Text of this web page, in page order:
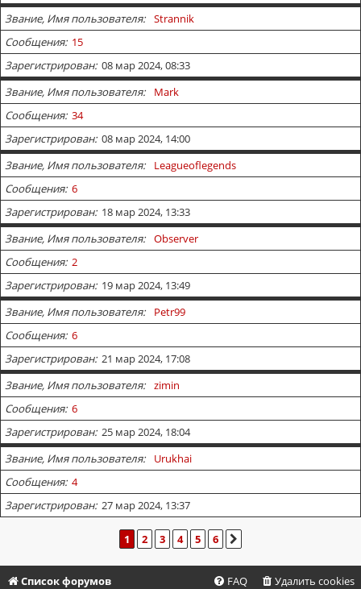
Звание, Имя пользователя
Strannik
Сообщения 15
Зарегистрирован 08 мар 2024, 08:33
Звание, Имя пользователя
Mark
Сообщения 34
Зарегистрирован 08 мар 2024, 14:00
Звание, Имя пользователя
Leagueoflegends
Сообщения 6
Зарегистрирован 18 мар 2024, 13:33
Звание, Имя пользователя
Observer
Сообщения 2
Зарегистрирован 19 мар 2024, 13:49
Звание, Имя пользователя
Petr99
Сообщения 6
Зарегистрирован 21 мар 2024, 17:08
Звание, Имя пользователя
zimin
Сообщения 6
Зарегистрирован 25 мар 2024, 18:04
Звание, Имя пользователя
Urukhai
Сообщения 4
Зарегистрирован 27 мар 2024, 13:37
1 2 3 4 5 6
Список форумов Удалить cookies
FAQ